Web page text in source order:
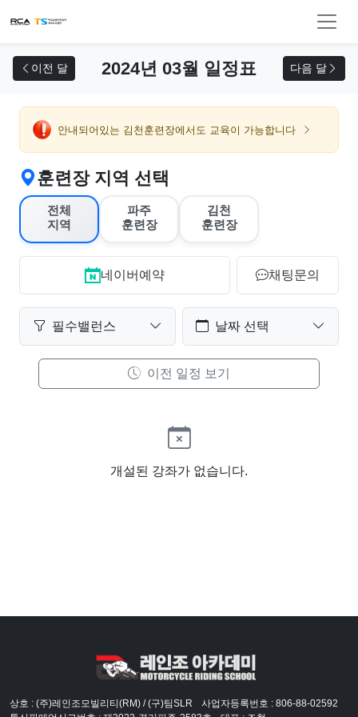
이전 달 2024년 03월 일정표 다음 달
안내되어있는 김천훈련장에서도 교육이 가능합니다
훈련장 지역 선택
전체
지역
파주
훈련장
김천
훈련장
네이버예약 채팅문의
필수밸런스 날짜 선택
이전 일정 보기
개설된 강좌가 없습니다.
상호 : (주)레인조모빌리티(RM) / (구)팀SLR
사업자등록번호 : 806-88-02592